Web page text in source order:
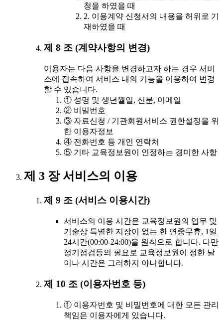
청을 하였을 때
2. 이용계약 신청서의 내용을 허위로 기
재하였을 때
제 8 조 (계약사항의 변경)
이용자는 다음 사항을 변경하고자 하는 경우 서비
스에 접속하여 서비스 내의 기능을 이용하여 변경
할 수 있습니다.
① 성명 및 생년월일, 신분, 이메일
② 비밀번호
③ 자료신청 / 기관회원서비스 권한설정을 위
한 이용자정보
④ 전화번호 등 개인 연락처
⑤ 기타 교육정보원이 인정하는 경미한 사항
제 3 장 서비스의 이용
제 9 조 (서비스 이용시간)
서비스의 이용 시간은 교육정보원의 업무 및
기술상 특별한 지장이 없는 한 연중무휴, 1일
24시간(00:00-24:00)을 원칙으로 합니다. 다만
정기점검등의 필요로 교육정보원이 정한 날
이나 시간은 그러하지 아니합니다.
제 10 조 (이용자번호 등)
① 이용자번호 및 비밀번호에 대한 모든 관리
책임은 이용자에게 있습니다.